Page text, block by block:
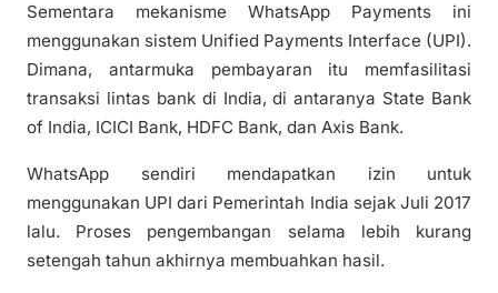
Sementara mekanisme WhatsApp Payments ini
menggunakan sistem Unified Payments Interface (UPI).
Dimana, antarmuka pembayaran itu memfasilitasi
transaksi lintas bank di India, di antaranya State Bank
of India, ICICI Bank, HDFC Bank, dan Axis Bank.
WhatsApp sendiri mendapatkan izin untuk
menggunakan UPI dari Pemerintah India sejak Juli 2017
lalu. Proses pengembangan selama lebih kurang
setengah tahun akhirnya membuahkan hasil.